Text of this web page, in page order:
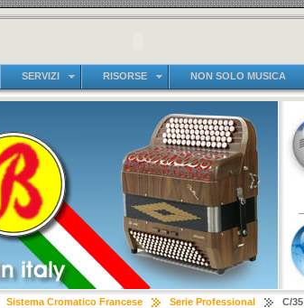
SERVIZI RISORSE NON SOLO MUSICA
Sistema Cromatico Francese Serie Professional C/35